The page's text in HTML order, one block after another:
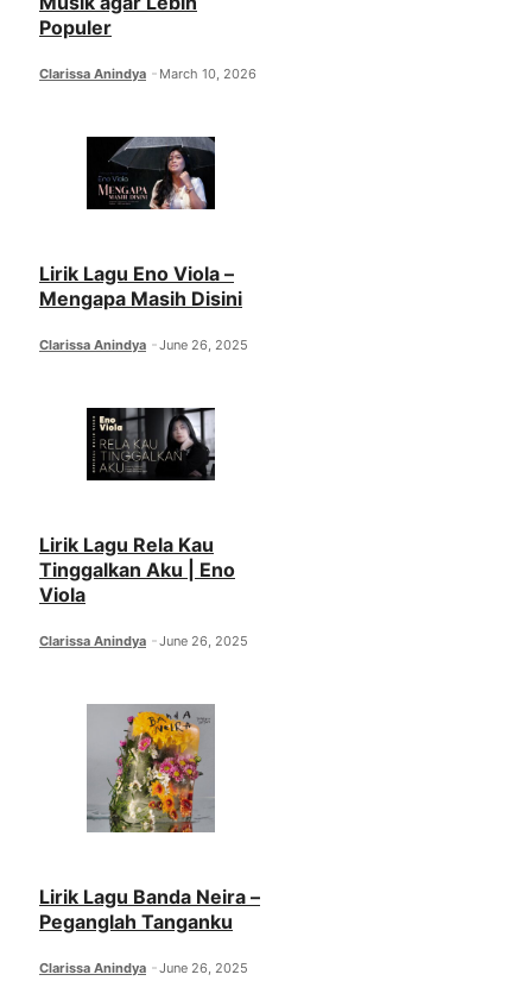
Populer
Clarissa Anindya March 10, 2026
Lirik Lagu Eno Viola –
Mengapa Masih Disini
Clarissa Anindya June 26, 2025
Lirik Lagu Rela Kau
Tinggalkan Aku | Eno
Viola
Clarissa Anindya June 26, 2025
Lirik Lagu Banda Neira –
Peganglah Tanganku
Clarissa Anindya June 26, 2025